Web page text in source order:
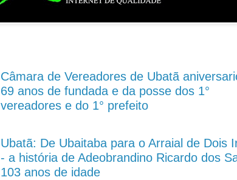
Câmara de Vereadores de Ubatã
69 anos de fundada e da posse dos 1°
vereadores e do 1° prefeito
Ubatã: De Ubaitaba para o Arraial de Dois
- a história de Adeobrandino Ricardo dos
103 anos de idade